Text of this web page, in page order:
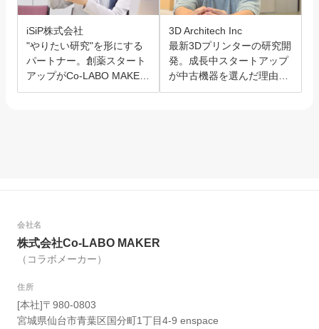
iSiP株式会社
"やりたい研究"を形にする
パートナー。創薬スタート
アップがCo-LABO MAKER
を選んだ理由。
3D Architech Inc
最新3Dプリンターの研究開
発。成長中スタートアップ
が中古機器を選んだ理由と
は？
会社名
株式会社Co-LABO MAKER
（コラボメーカー）
住所
[本社]〒980-0803
宮城県仙台市青葉区国分町1丁目4-9 enspace